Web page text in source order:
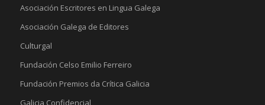
Asociación Escritores en Lingua Galega
Asociación Galega de Editores
Culturgal
Fundación Celso Emilio Ferreiro
Fundación Premios da Crítica Galicia